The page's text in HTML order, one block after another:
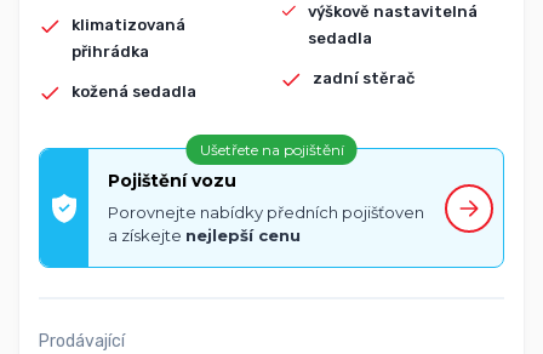
klimatizovaná
přihrádka
kožená sedadla
výškově nastavitelná
sedadla
zadní stěrač
Ušetřete na pojištění
Pojištění vozu
Porovnejte nabídky předních pojišťoven
a získejte nejlepší cenu
Prodávající